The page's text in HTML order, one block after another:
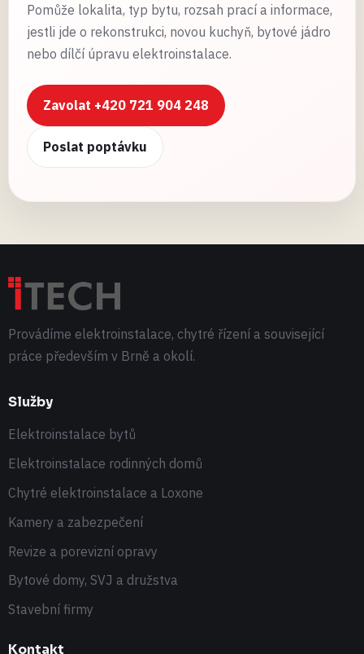
Pomůže lokalita, typ bytu, rozsah prací a informace,
jestli jde o rekonstrukci, novou kuchyň, bytové jádro
nebo dílčí úpravu elektroinstalace.
Zavolat +420 721 904 248
Poslat poptávku
Provádíme elektroinstalace, chytré řízení a související
práce především v Brně a okolí.
Služby
Elektroinstalace bytů
Elektroinstalace rodinných domů
Chytré elektroinstalace a Loxone
Kamery a zabezpečení
Revize a porevizní opravy
Bytové domy, SVJ a družstva
Stavební firmy
Kontakt